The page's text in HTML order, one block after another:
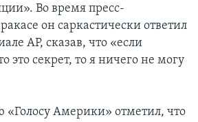
Во время пресс-
он саркастически ответил
AP, сказав, что «если
это секрет, то я ничего не могу
«Голосу Америки» отметил, что